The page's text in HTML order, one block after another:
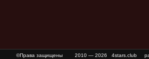
©Права защищены 2010 — 2026 4stars.club